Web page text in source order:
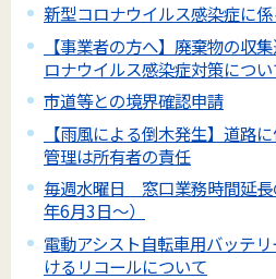
新型コロナウイルス感染症に
【事業者の方へ】廃棄物の収
ロナウイルス感染症対策につい
市道等との境界確認申請
【雨風による倒木発生】道路
管理は所有者の責任
毎週水曜日 窓口業務時間延長
年6月3日～）
電動アシスト自転車用バッテ
けるリコールについて